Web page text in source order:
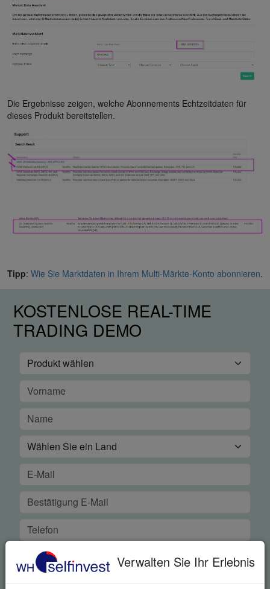
Die Ergebnisse zeigen, welche Abonnements Echtzeitdaten für
dieses Produkt bereitstellen.
Tipp: Wie Sie Marktdaten in Ihrem Multi-Märkte-Konto abonnieren.
Verwalten Sie Ihr Erlebnis
KOSTENLOSE REAL-TIME
TRADING DEMO